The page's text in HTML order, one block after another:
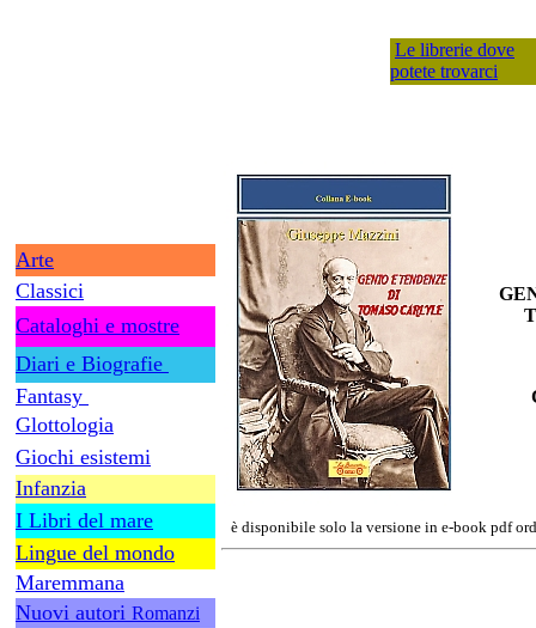
Arte
Classici
Cataloghi e mostre
Diari e Biografie
Fantasy
Glottologia
Giochi esistemi
Infanzia
I Libri del mare
Lingue del mondo
Maremmana
Nuovi autori Romanzi
Le librerie dove
potete trovarci
è disponibile solo la versione in e-book pdf